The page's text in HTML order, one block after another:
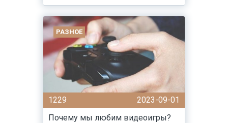
РАЗНОЕ
1229
2023-09-01
Почему мы любим видеоигры?